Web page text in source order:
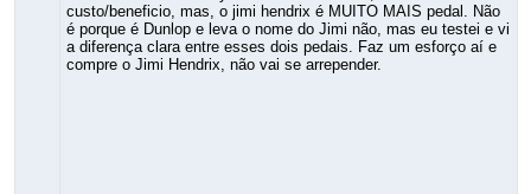
custo/beneficio, mas, o jimi hendrix é MUITO MAIS pedal. Não
é porque é Dunlop e leva o nome do Jimi não, mas eu testei e vi
a diferença clara entre esses dois pedais. Faz um esforço aí e
compre o Jimi Hendrix, não vai se arrepender.